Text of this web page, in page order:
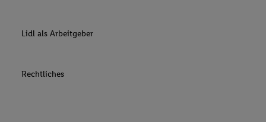
Lidl als Arbeitgeber
Rechtliches